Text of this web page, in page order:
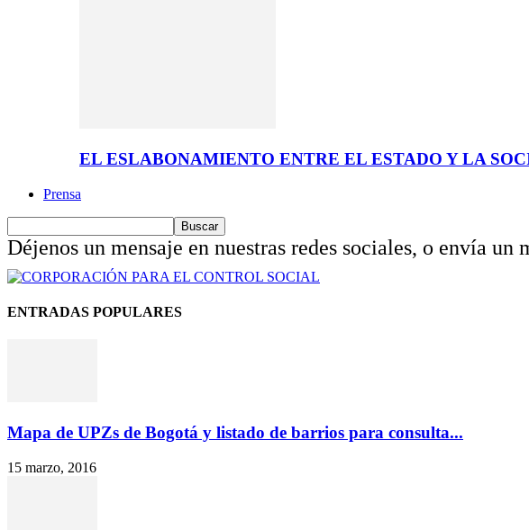
EL ESLABONAMIENTO ENTRE EL ESTADO Y LA
Prensa
Déjenos un mensaje en nuestras redes sociales, o envía
ENTRADAS POPULARES
Mapa de UPZs de Bogotá y listado de barrios para consulta...
15 marzo, 2016